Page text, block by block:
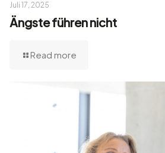
Juli 17, 2025
Ängste führen nicht
Read more